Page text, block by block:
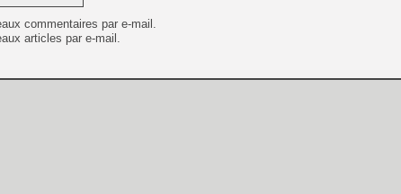
commentaires par e-mail.
articles par e-mail.